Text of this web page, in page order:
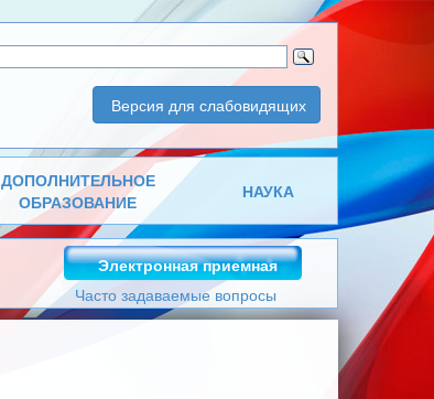
Версия для слабовидящих
ДОПОЛНИТЕЛЬНОЕ
ОБРАЗОВАНИЕ
НАУКА
Электронная приемная
Часто задаваемые вопросы